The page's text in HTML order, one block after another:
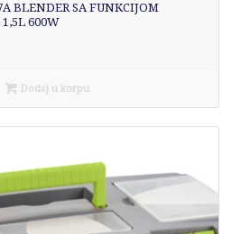
BLENDER SA FUNKCIJOM
600W
Dodaj u korpu